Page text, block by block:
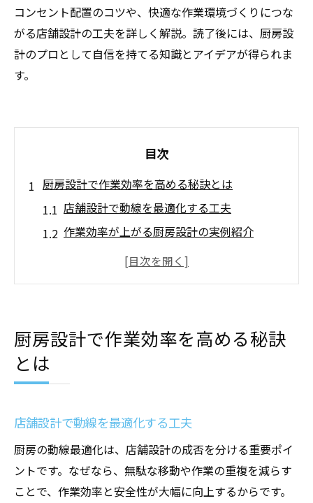
コンセント配置のコツや、快適な作業環境づくりにつな
がる店舗設計の工夫を詳しく解説。読了後には、厨房設
計のプロとして自信を持てる知識とアイデアが得られま
す。
目次
厨房設計で作業効率を高める秘訣とは
店舗設計で動線を最適化する工夫
作業効率が上がる厨房設計の実例紹介
店舗設計による調理機器配置のポイント
厨房設計時に意識したい効率化策
店舗設計におけるコンセント配置の基本
店舗設計時の配線整理と安全性の確保
作業効率を高める設置場所の考え方
厨房設計で役立つコンセントの選び方
店舗設計に活かす配置バリエーション
厨房設計で作業効率を高める秘訣
とは
店舗設計で動線を最適化する工夫
厨房の動線最適化は、店舗設計の成否を分ける重要ポイ
ントです。なぜなら、無駄な移動や作業の重複を減らす
ことで、作業効率と安全性が大幅に向上するからです。